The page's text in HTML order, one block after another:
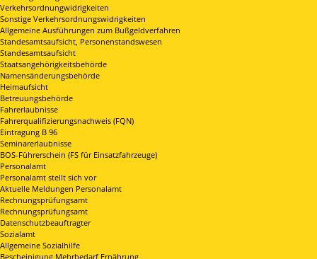
Verkehrsordnungwidrigkeiten
Sonstige Verkehrsordnungswidrigkeiten
Allgemeine Ausführungen zum Bußgeldverfahren
Standesamtsaufsicht, Personenstandswesen
Standesamtsaufsicht
Staatsangehörigkeitsbehörde
Namensänderungsbehörde
Heimaufsicht
Betreuungsbehörde
Fahrerlaubnisse
Fahrerqualifizierungsnachweis (FQN)
Eintragung B 96
Seminarerlaubnisse
BOS-Führerschein (FS für Einsatzfahrzeuge)
Personalamt
Personalamt stellt sich vor
Aktuelle Meldungen Personalamt
Rechnungsprüfungsamt
Rechnungsprüfungsamt
Datenschutzbeauftragter
Sozialamt
Allgemeine Sozialhilfe
Bescheinigung Mehrbedarf Ernährung